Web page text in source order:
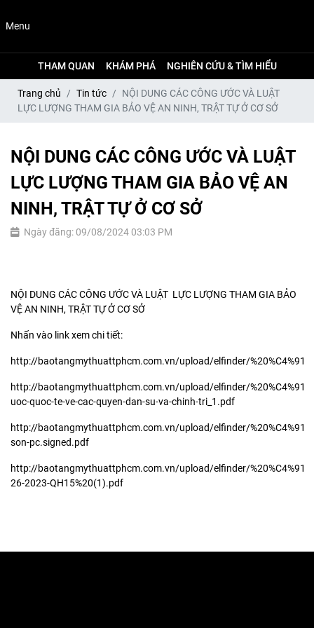
Menu
THAM QUAN KHÁM PHÁ NGHIÊN CỨU & TÌM HIỂU
Trang chủ Tin tức
NỘI DUNG CÁC CÔNG ƯỚC VÀ LUẬT
LỰC LƯỢNG THAM GIA BẢO VỆ AN NINH, TRẬT TỰ Ở CƠ SỞ
NỘI DUNG CÁC CÔNG ƯỚC VÀ LUẬT
LỰC LƯỢNG THAM GIA BẢO VỆ AN
NINH, TRẬT TỰ Ở CƠ SỞ
Ngày đăng: 09/08/2024 03:03 PM
NỘI DUNG CÁC CÔNG ƯỚC VÀ LUẬT LỰC LƯỢNG THAM GIA BẢO
VỆ AN NINH, TRẬT TỰ Ở CƠ SỞ
Nhấn vào link xem chi tiết:
http://baotangmythuattphcm.com.vn/upload/elfinder/
http://baotangmythuattphcm.com.vn/upload/elfinder/
uoc-quoc-te-ve-cac-quyen-dan-su-va-chinh-tri_1.pdf
http://baotangmythuattphcm.com.vn/upload/elfinder/
son-pc.signed.pdf
http://baotangmythuattphcm.com.vn/upload/elfinder/
26-2023-QH15%20(1).pdf